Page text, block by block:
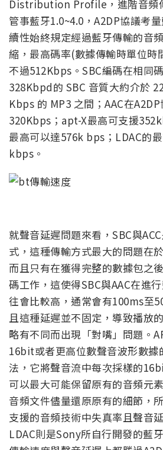
Distribution Profile，進階音頻
管事藍牙1.0~4.0，A2DP協議考
續性始終規定經過藍牙傳輸的音
縮，最高碼率(數據傳輸時單位時
不過512Kbps。 SBC編碼在相同
328Kbpd的 SBC 音質大約介於
Kbps 的 MP3 之間；AAC在
320Kbps；apt-X最高可支援
最高可以達576k bps；LDAC的
kbps。
就聲音延遲問題來看， SBC與
式，這種傳輸方式最大的問題在
而且只有在獲得完整的數據包之
碼工作，這使得SBC與AAC在進
往會比較高，通常會有100ms至
且這種延遲並不固定，導致播放
略有不同而出現「對嘴」問題。
16bit或者更高位數聲音波形數據
法，它將聲音流中每次採樣的
可以最大可能保留原有的音頻元
音頻文件儘量還原原有的細節，
支援的音頻技術中失真率且聲音
LDAC則是Sony所自行開發的藍